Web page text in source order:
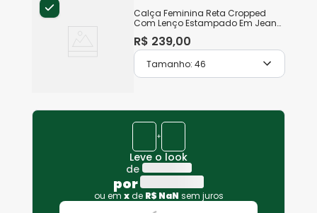
Calça Feminina Reta Cropped
Com Lenço Estampado Em Jeans
R$ 239,00
Tamanho:46
+
Leve o look
de
por
ou em x de R$ NaN sem juros